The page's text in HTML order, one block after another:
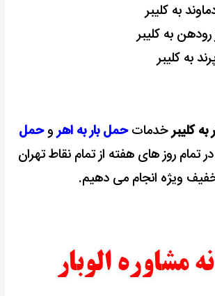
به کلیبر
رودهن به کلیبر
به کلیبر
کلیبرخدماتحمل بار به اهر وحمل
تمام روز های هفته از تمام نقاط تهران
ویژه انجام می دهیم.